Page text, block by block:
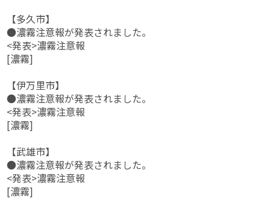
【多久市】
●濃霧注意報が発表されました。
<発表>濃霧注意報
[濃霧]
【伊万里市】
●濃霧注意報が発表されました。
<発表>濃霧注意報
[濃霧]
【武雄市】
●濃霧注意報が発表されました。
<発表>濃霧注意報
[濃霧]